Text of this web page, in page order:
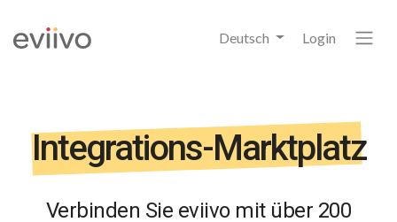
Deutsch Login
Integrations-Marktplatz
Verbinden Sie eviivo mit über 200